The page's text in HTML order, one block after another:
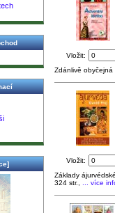
Vložit:
Zdánlivě
Vložit:
Základy
324 str.,
... více